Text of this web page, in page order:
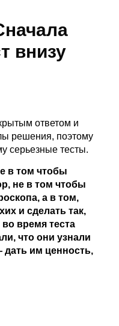
внизу
ответом и
решения, поэтому
серьезные тесты.
в том чтобы
не в том чтобы
а в том,
и сделать так,
время теста
что они узнали
дать им ценность,